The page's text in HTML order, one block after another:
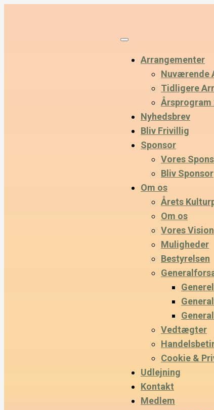
Arrangementer
Nuværende
Tidligere
Årsprogram
Nyhedsbrev
Bliv Frivillig
Sponsor
Vores
Bliv Sponsor
Om os
Årets
Om os
Vores Vision
Muligheder
Bestyrelsen
Vedtægter
Cookie &
Udlejning
Kontakt
Medlem